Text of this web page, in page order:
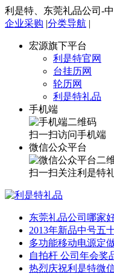
利是特、东莞礼品公司-
企业采购 |分类导航 |
宏源旗下平台
利是特官网
台挂历网
轮历网
利是特礼品
手机端
扫一扫访问手机端
微信公众平台
扫一扫关注利是特
东莞礼品公司哪家
2013年新品中号五
多功能移动电源定
自拍杆 公司年会奖
热烈庆祝利是特微